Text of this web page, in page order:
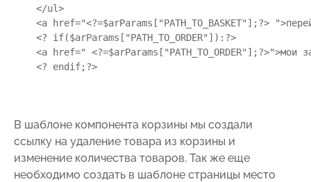
</ul>
<a href="<?=$arParams["PATH_TO_BASKET"];?>
<? if($arParams["PATH_TO_ORDER"]):?>
<a href=" <?=$arParams["PATH_TO_ORDER"];?>">мои
<? endif;?>
В шаблоне компонента корзины мы создали
ссылку на удаление товара из корзины и
изменение количества товаров. Так же еще
необходимо создать в шаблоне страницы место